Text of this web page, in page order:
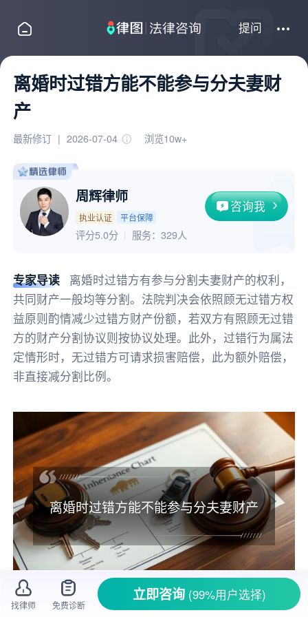
提问
离婚时过错方能不能参与分夫妻财
产
最新修订 | 2026-07-04 浏览10w+
周辉律师
执业认证 平台保障
咨询我
评分5.0分 服务： 329人
专家导读
离婚时过错方有参与分割夫妻财产的权利，
共同财产一般均等分割。法院判决会依照顾无过错方权
益原则酌情减少过错方财产份额，若双方有照顾无过错
方的财产分割协议则按协议处理。此外，过错行为属法
定情形时，无过错方可请求损害赔偿，此为额外赔偿，
非直接减分割比例。
离婚时过错方能不能参与分夫妻财产
找律师 免费诊断
立即咨询 (99%用户选择)